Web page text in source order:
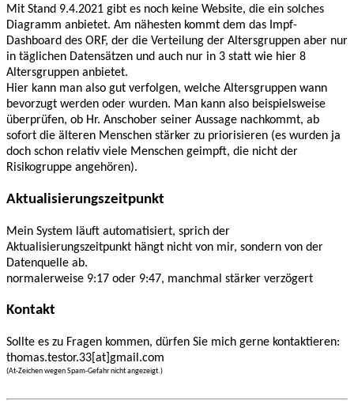
Mit Stand 9.4.2021 gibt es noch keine Website, die ein solches
Diagramm anbietet. Am nähesten kommt dem das Impf-
Dashboard des ORF, der die Verteilung der Altersgruppen aber nur
in täglichen Datensätzen und auch nur in 3 statt wie hier 8
Altersgruppen anbietet.
Hier kann man also gut verfolgen, welche Altersgruppen wann
bevorzugt werden oder wurden. Man kann also beispielsweise
überprüfen, ob Hr. Anschober seiner Aussage nachkommt, ab
sofort die älteren Menschen stärker zu priorisieren (es wurden ja
doch schon relativ viele Menschen geimpft, die nicht der
Risikogruppe angehören).
Aktualisierungszeitpunkt
Mein System läuft automatisiert, sprich der
Aktualisierungszeitpunkt hängt nicht von mir, sondern von der
Datenquelle ab.
normalerweise 9:17 oder 9:47, manchmal stärker verzögert
Kontakt
Sollte es zu Fragen kommen, dürfen Sie mich gerne kontaktieren:
thomas.testor.33[at]gmail.com
(At-Zeichen wegen Spam-Gefahr nicht angezeigt.)